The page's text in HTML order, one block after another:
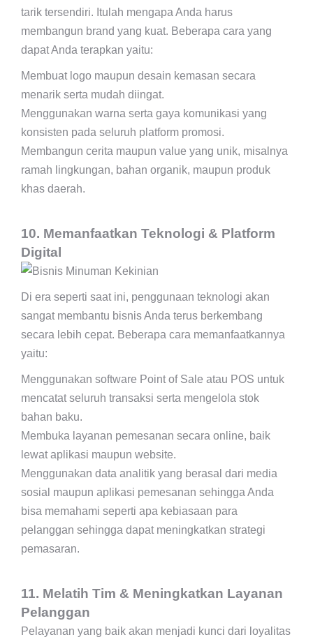
tarik tersendiri. Itulah mengapa Anda harus
membangun brand yang kuat. Beberapa cara yang
dapat Anda terapkan yaitu:
Membuat logo maupun desain kemasan secara
menarik serta mudah diingat.
Menggunakan warna serta gaya komunikasi yang
konsisten pada seluruh platform promosi.
Membangun cerita maupun value yang unik, misalnya
ramah lingkungan, bahan organik, maupun produk
khas daerah.
10. Memanfaatkan Teknologi & Platform
Digital
Di era seperti saat ini, penggunaan teknologi akan
sangat membantu bisnis Anda terus berkembang
secara lebih cepat. Beberapa cara memanfaatkannya
yaitu:
Menggunakan software Point of Sale atau POS untuk
mencatat seluruh transaksi serta mengelola stok
bahan baku.
Membuka layanan pemesanan secara online, baik
lewat aplikasi maupun website.
Menggunakan data analitik yang berasal dari media
sosial maupun aplikasi pemesanan sehingga Anda
bisa memahami seperti apa kebiasaan para
pelanggan sehingga dapat meningkatkan strategi
pemasaran.
11. Melatih Tim & Meningkatkan Layanan
Pelanggan
Pelayanan yang baik akan menjadi kunci dari loyalitas